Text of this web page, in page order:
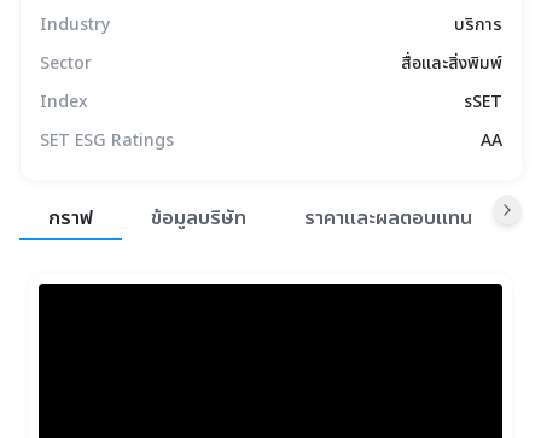
Industry
บริการ
Sector
สื่อและสิ่งพิมพ์
Index
sSET
SET ESG Ratings
AA
กราฟ
ข้อมูลบริษัท ราคาและผลตอบแทน